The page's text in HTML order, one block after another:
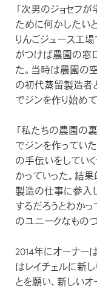
「次男のジョセフ
ために何かしたい
りんごジュース工
がつけば農園の窓
た。当時は農園の
の初代蒸留製造者
でジンを作り始めて
「私たちの農園の
でジンを作ってい
の手伝いをしてい
かっていった。結
製造の仕事に参入
するだろうとわか
のユニークなもの
2014年にオーナー
はレイチェルに新
とを願い、新しい